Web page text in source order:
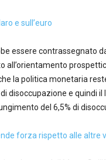
e sull’euro
essere contrassegnato
all’orientamento
la politica monetaria
disoccupazione e quindi
del 6,5% di
forza rispetto alle altre